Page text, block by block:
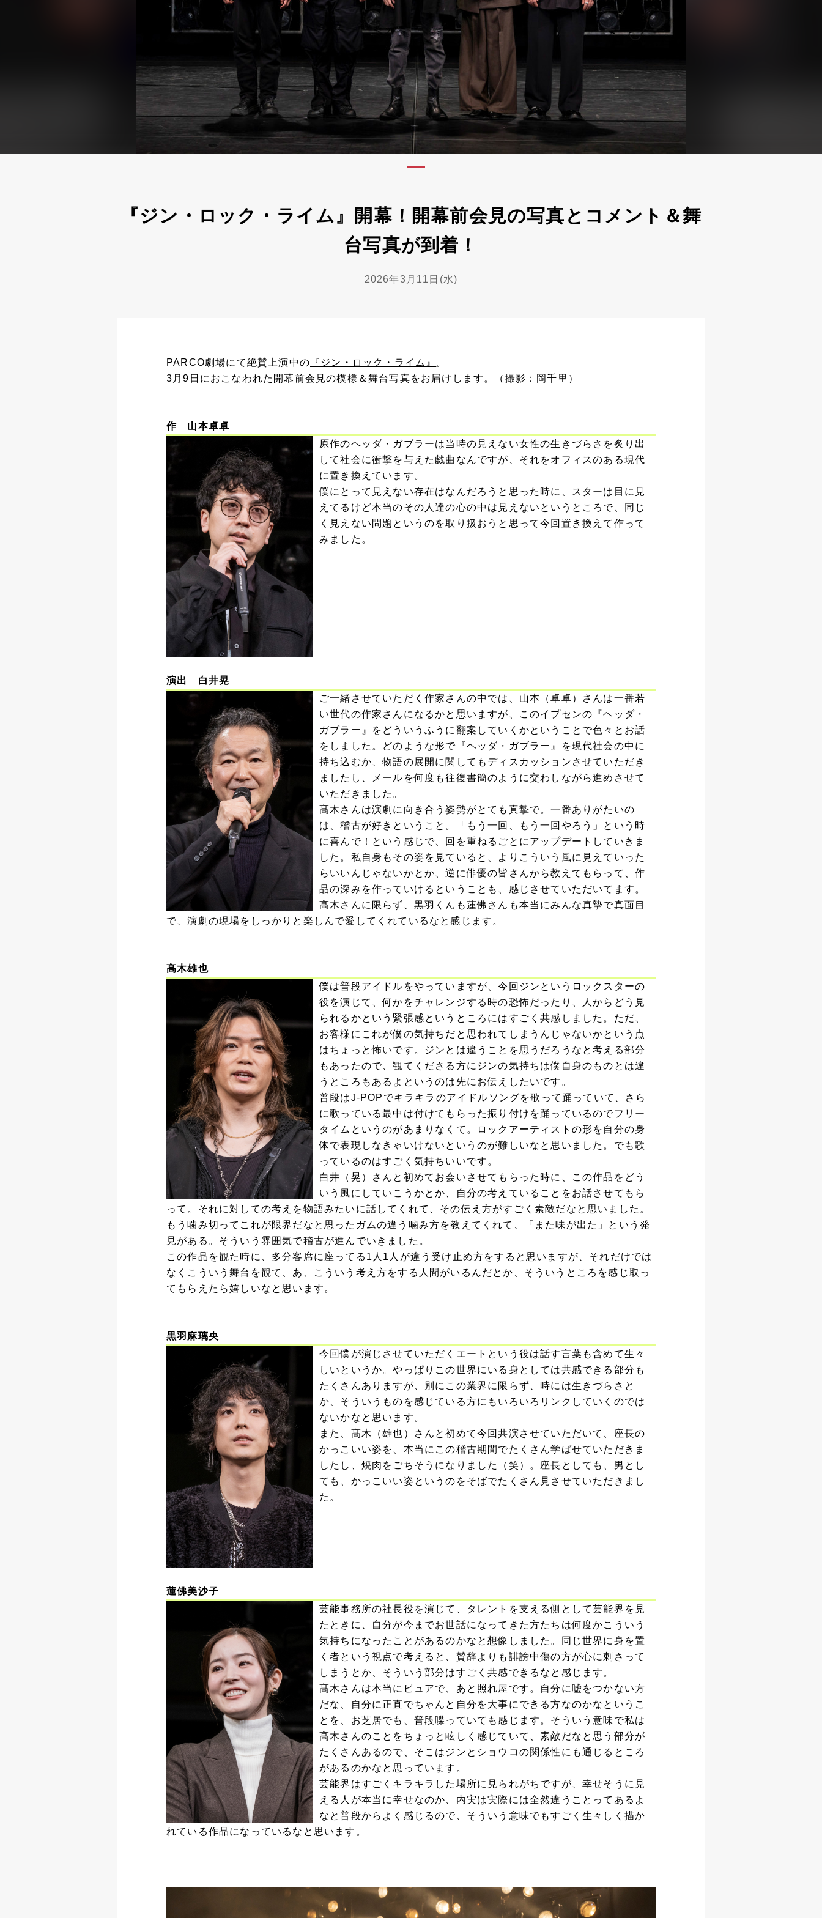
『ジン・ロック・ライム』開幕！開幕前会見の写真とコメント＆舞
台写真が到着！
2026年3月11日(水)
PARCO劇場にて絶賛上演中の 『ジン・ロック・ライム』 。
3月9日におこなわれた開幕前会見の模様＆舞台写真をお届けします。（撮影：岡千里）
作 山本卓卓
原作のヘッダ・ガブラーは当時の見えない女性の生きづらさを炙り出
して社会に衝撃を与えた戯曲なんですが、それをオフィスのある現代
に置き換えています。
僕にとって見えない存在はなんだろうと思った時に、スターは目に見
えてるけど本当のその人達の心の中は見えないというところで、同じ
く見えない問題というのを取り扱おうと思って今回置き換えて作って
みました。
演出 白井晃
ご一緒させていただく作家さんの中では、山本（卓卓）さんは一番若
い世代の作家さんになるかと思いますが、このイプセンの『ヘッダ・
ガブラー』をどういうふうに翻案していくかということで色々とお話
をしました。どのような形で『ヘッダ・ガブラー』を現代社会の中に
持ち込むか、物語の展開に関してもディスカッションさせていただき
ましたし、メールを何度も往復書簡のように交わしながら進めさせて
いただきました。
髙木さんは演劇に向き合う姿勢がとても真摯で。一番ありがたいの
は、稽古が好きということ。「もう一回、もう一回やろう」という時
に喜んで！という感じで、回を重ねるごとにアップデートしていきま
した。私自身もその姿を見ていると、よりこういう風に見えていった
らいいんじゃないかとか、逆に俳優の皆さんから教えてもらって、作
品の深みを作っていけるということも、感じさせていただいてます。
髙木さんに限らず、黒羽くんも蓮佛さんも本当にみんな真摯で真面目
で、演劇の現場をしっかりと楽しんで愛してくれているなと感じます。
髙木雄也
僕は普段アイドルをやっていますが、今回ジンというロックスターの
役を演じて、何かをチャレンジする時の恐怖だったり、人からどう見
られるかという緊張感というところにはすごく共感しました。ただ、
お客様にこれが僕の気持ちだと思われてしまうんじゃないかという点
はちょっと怖いです。ジンとは違うことを思うだろうなと考える部分
もあったので、観てくださる方にジンの気持ちは僕自身のものとは違
うところもあるよというのは先にお伝えしたいです。
普段はJ-POPでキラキラのアイドルソングを歌って踊っていて、さら
に歌っている最中は付けてもらった振り付けを踊っているのでフリー
タイムというのがあまりなくて。ロックアーティストの形を自分の身
体で表現しなきゃいけないというのが難しいなと思いました。でも歌
っているのはすごく気持ちいいです。
白井（晃）さんと初めてお会いさせてもらった時に、この作品をどう
いう風にしていこうかとか、自分の考えていることをお話させてもら
って。それに対しての考えを物語みたいに話してくれて、その伝え方がすごく素敵だなと思いました。
もう噛み切ってこれが限界だなと思ったガムの違う噛み方を教えてくれて、「また味が出た」という発
見がある。そういう雰囲気で稽古が進んでいきました。
この作品を観た時に、多分客席に座ってる1人1人が違う受け止め方をすると思いますが、それだけでは
なくこういう舞台を観て、あ、こういう考え方をする人間がいるんだとか、そういうところを感じ取っ
てもらえたら嬉しいなと思います。
黒羽麻璃央
今回僕が演じさせていただくエートという役は話す言葉も含めて生々
しいというか。やっぱりこの世界にいる身としては共感できる部分も
たくさんありますが、別にこの業界に限らず、時には生きづらさと
か、そういうものを感じている方にもいろいろリンクしていくのでは
ないかなと思います。
また、髙木（雄也）さんと初めて今回共演させていただいて、座長の
かっこいい姿を、本当にこの稽古期間でたくさん学ばせていただきま
したし、焼肉をごちそうになりました（笑）。座長としても、男とし
ても、かっこいい姿というのをそばでたくさん見させていただきまし
た。
蓮佛美沙子
芸能事務所の社長役を演じて、タレントを支える側として芸能界を見
たときに、自分が今までお世話になってきた方たちは何度かこういう
気持ちになったことがあるのかなと想像しました。同じ世界に身を置
く者という視点で考えると、賛辞よりも誹謗中傷の方が心に刺さって
しまうとか、そういう部分はすごく共感できるなと感じます。
髙木さんは本当にピュアで、あと照れ屋です。自分に嘘をつかない方
だな、自分に正直でちゃんと自分を大事にできる方なのかなというこ
とを、お芝居でも、普段喋っていても感じます。そういう意味で私は
髙木さんのことをちょっと眩しく感じていて、素敵だなと思う部分が
たくさんあるので、そこはジンとショウコの関係性にも通じるところ
があるのかなと思っています。
芸能界はすごくキラキラした場所に見られがちですが、幸せそうに見
える人が本当に幸せなのか、内実は実際には全然違うことってあるよ
なと普段からよく感じるので、そういう意味でもすごく生々しく描か
れている作品になっているなと思います。